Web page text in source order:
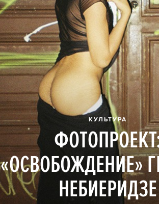
КУЛЬТУРА
«ОСВОБОЖДЕНИЕ»
НЕБИЕРИДЗЕ